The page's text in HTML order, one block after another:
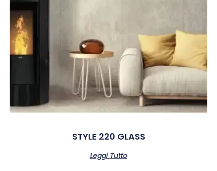
STYLE 220 GLASS
Leggi Tutto